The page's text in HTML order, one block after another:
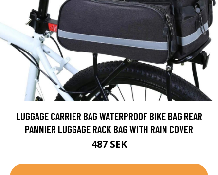
LUGGAGE CARRIER BAG WATERPROOF BIKE BAG REAR
PANNIER LUGGAGE RACK BAG WITH RAIN COVER
487 SEK